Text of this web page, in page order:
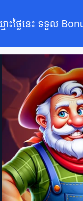
ោះថ្ងៃនេះ ទទួល